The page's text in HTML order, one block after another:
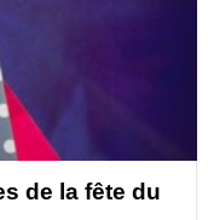
de la fête du